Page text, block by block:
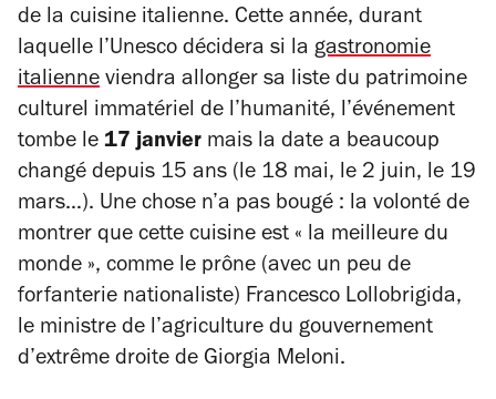
de la cuisine italienne. Cette année, durant
laquelle l’Unesco décidera si la gastronomie
italienne viendra allonger sa liste du patrimoine
culturel immatériel de l’humanité, l’événement
tombe le 17 janvier mais la date a beaucoup
changé depuis 15 ans (le 18 mai, le 2 juin, le 19
mars…). Une chose n’a pas bougé : la volonté de
montrer que cette cuisine est « la meilleure du
monde », comme le prône (avec un peu de
forfanterie nationaliste) Francesco Lollobrigida,
le ministre de l’agriculture du gouvernement
d’extrême droite de Giorgia Meloni.